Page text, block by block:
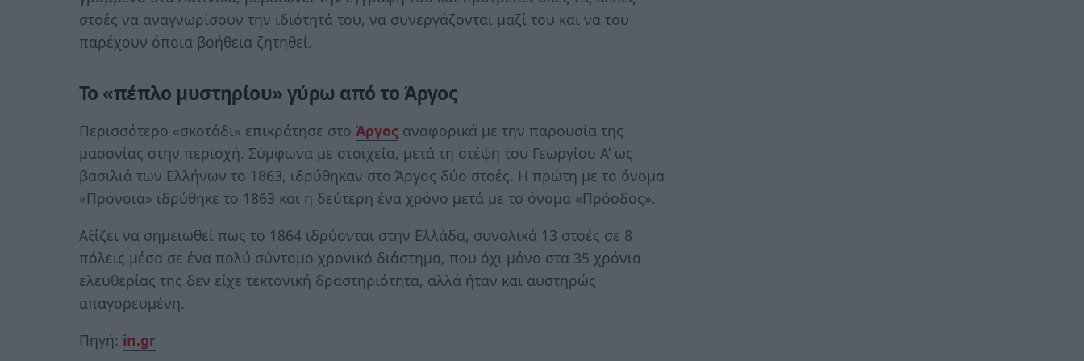
στοές να αναγνωρίσουν την ιδιότητά του, να συνεργάζονται μαζί του και να του
παρέχουν όποια βοήθεια ζητηθεί.
Το «πέπλο μυστηρίου» γύρω από το Άργος
Περισσότερο «σκοτάδι» επικράτησε στο Άργος αναφορικά με την παρουσία της
μασονίας στην περιοχή. Σύμφωνα με στοιχεία, μετά τη στέψη του Γεωργίου Α’ ως
βασιλιά των Ελλήνων το 1863, ιδρύθηκαν στο Άργος δύο στοές. Η πρώτη με το όνομα
«Πρόνοια» ιδρύθηκε το 1863 και η δεύτερη ένα χρόνο μετά με το όνομα «Πρόοδος».
Αξίζει να σημειωθεί πως το 1864 ιδρύονται στην Ελλάδα, συνολικά 13 στοές σε 8
πόλεις μέσα σε ένα πολύ σύντομο χρονικό διάστημα, που όχι μόνο στα 35 χρόνια
ελευθερίας της δεν είχε τεκτονική δραστηριότητα, αλλά ήταν και αυστηρώς
απαγορευμένη.
Πηγή: in.gr